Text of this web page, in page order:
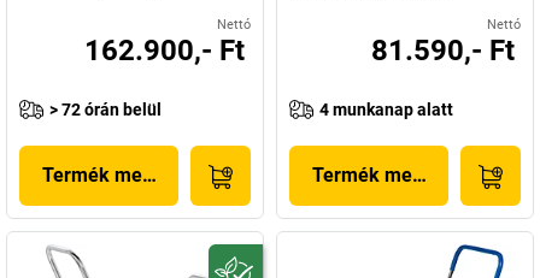
Nettó
162.900,- Ft
> 72 órán belül
Termék megjelenítése
Nettó
81.590,- Ft
4 munkanap alatt
Termék megjelenítése